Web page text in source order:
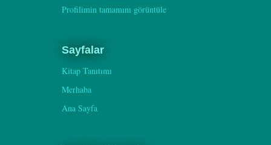
Profilimin tamamını görüntüle
Sayfalar
Kitap Tanıtımı
Merhaba
Ana Sayfa